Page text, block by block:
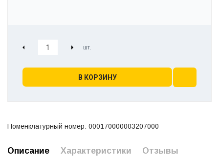
В КОРЗИНУ
Номенклатурный номер: 000170000003207000
Описание Характеристики Отзывы